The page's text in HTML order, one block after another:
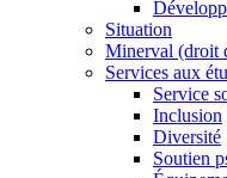
Situation
Minerval (droit
Services aux
Service
Inclusion
Diversité
Soutien